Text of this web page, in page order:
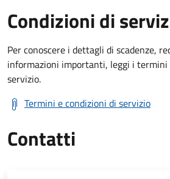
Condizioni di
Per conoscere i dettagli di scadenze,
informazioni importanti, leggi i termini
servizio.
Termini e condizioni di servizio
Contatti